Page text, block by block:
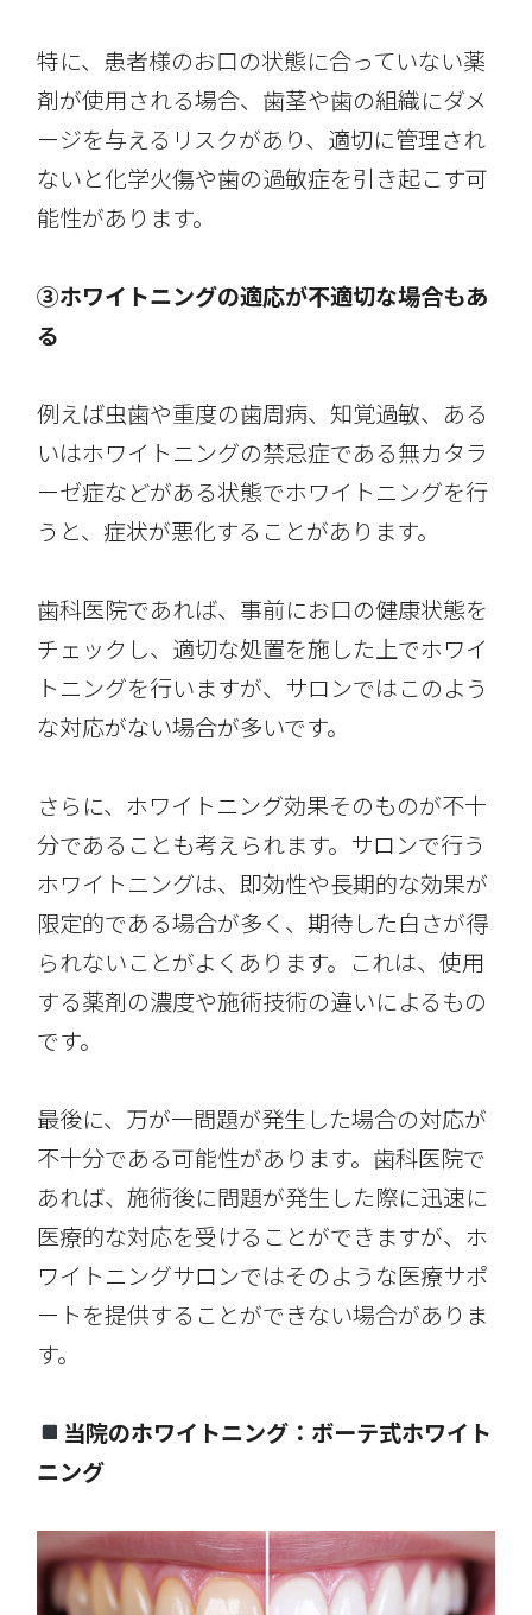
特に、患者様のお口の状態に合っていない薬
剤が使用される場合、歯茎や歯の組織にダメ
ージを与えるリスクがあり、適切に管理され
ないと化学火傷や歯の過敏症を引き起こす可
能性があります。
③ホワイトニングの適応が不適切な場合もあ
る
例えば虫歯や重度の歯周病、知覚過敏、ある
いはホワイトニングの禁忌症である無カタラ
ーゼ症などがある状態でホワイトニングを行
うと、症状が悪化することがあります。
歯科医院であれば、事前にお口の健康状態を
チェックし、適切な処置を施した上でホワイ
トニングを行いますが、サロンではこのよう
な対応がない場合が多いです。
さらに、ホワイトニング効果そのものが不十
分であることも考えられます。サロンで行う
ホワイトニングは、即効性や長期的な効果が
限定的である場合が多く、期待した白さが得
られないことがよくあります。これは、使用
する薬剤の濃度や施術技術の違いによるもの
です。
最後に、万が一問題が発生した場合の対応が
不十分である可能性があります。歯科医院で
あれば、施術後に問題が発生した際に迅速に
医療的な対応を受けることができますが、ホ
ワイトニングサロンではそのような医療サポ
ートを提供することができない場合がありま
す。
当院のホワイトニング：ボーテ式ホワイト
ニング